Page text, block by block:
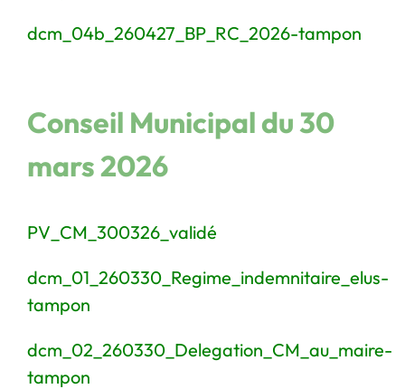
dcm_04b_260427_BP_RC_2026-tampon
Conseil Municipal du 30
mars 2026
PV_CM_300326_validé
dcm_01_260330_Regime_indemnitaire_elus-
tampon
dcm_02_260330_Delegation_CM_au_maire-
tampon